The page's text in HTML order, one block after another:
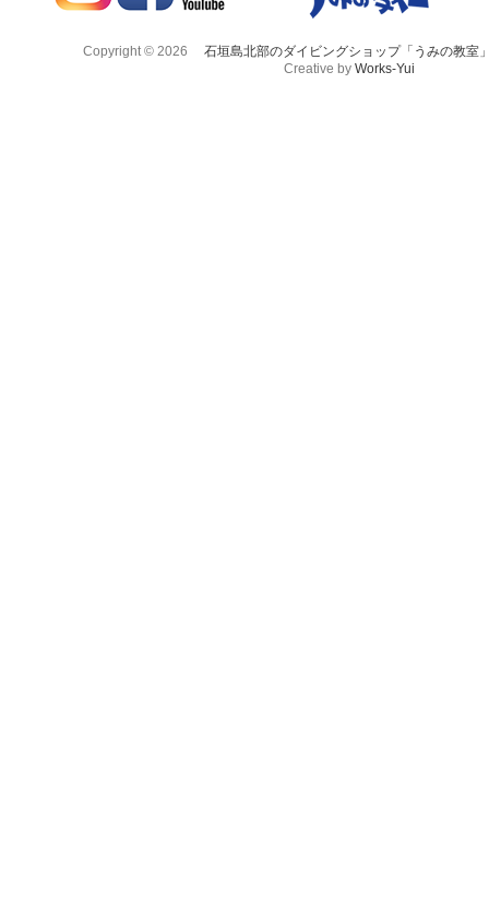
Copyright © 2026
石垣島北部のダイビングショップ「うみの教室
Creative by Works-Yui